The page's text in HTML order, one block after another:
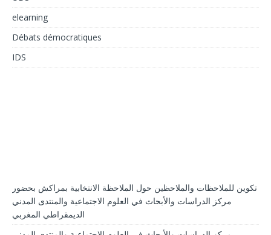
elearning
Débats démocratiques
IDS
تكوين للملاحظات والملاحظين حول الملاحظة الانتخابية بمراكش بحضور
مركز الدراسات والأبحاث في العلوم الاجتماعية والمنتدى المدني
الديمقراطي المغربي